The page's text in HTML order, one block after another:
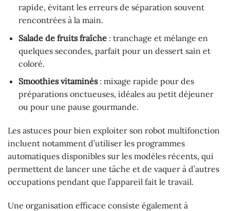
rapide, évitant les erreurs de séparation souvent
rencontrées à la main.
Salade de fruits fraîche: tranchage et mélange en
quelques secondes, parfait pour un dessert sain et
coloré.
Smoothies vitaminés: mixage rapide pour des
préparations onctueuses, idéales au petit déjeuner
ou pour une pause gourmande.
Les astuces pour bien exploiter son robot multifonction
incluent notamment d’utiliser les programmes
automatiques disponibles sur les modèles récents, qui
permettent de lancer une tâche et de vaquer à d’autres
occupations pendant que l’appareil fait le travail.
Une organisation efficace consiste également à